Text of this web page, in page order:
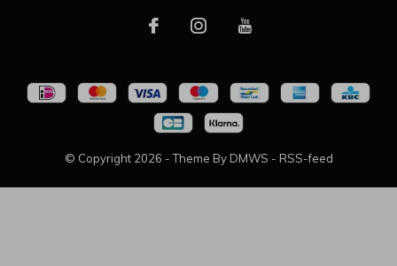
© Copyright 2026 - Theme By DMWS - RSS-feed